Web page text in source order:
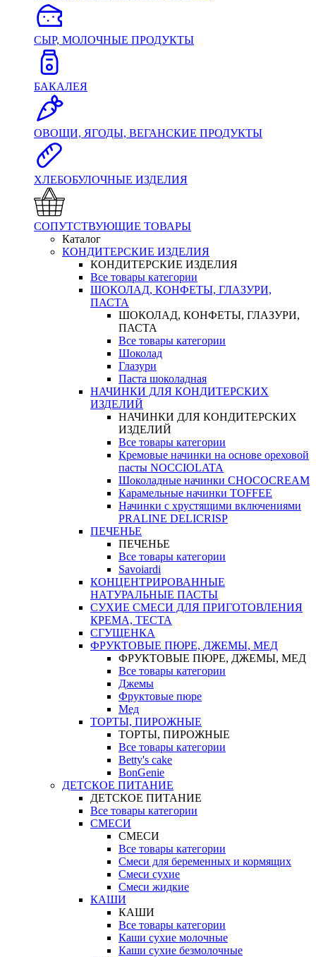
СЫР, МОЛОЧНЫЕ ПРОДУКТЫ
БАКАЛЕЯ
ОВОЩИ, ЯГОДЫ, ВЕГАНСКИЕ ПРОДУКТЫ
ХЛЕБОБУЛОЧНЫЕ ИЗДЕЛИЯ
СОПУТСТВУЮЩИЕ ТОВАРЫ
Каталог
КОНДИТЕРСКИЕ ИЗДЕЛИЯ
КОНДИТЕРСКИЕ ИЗДЕЛИЯ
Все товары категории
ШОКОЛАД, КОНФЕТЫ, ГЛАЗУРИ,
ПАСТА
ШОКОЛАД, КОНФЕТЫ, ГЛАЗУРИ,
ПАСТА
Все товары категории
Шоколад
Глазури
Паста шоколадная
НАЧИНКИ ДЛЯ КОНДИТЕРСКИХ
ИЗДЕЛИЙ
НАЧИНКИ ДЛЯ КОНДИТЕРСКИХ
ИЗДЕЛИЙ
Все товары категории
Кремовые начинки на основе ореховой
пасты NOCCIOLATA
Шоколадные начинки CHOCOCREAM
Карамельные начинки TOFFEE
Начинки с хрустящими включениями
PRALINE DELICRISP
ПЕЧЕНЬЕ
ПЕЧЕНЬЕ
Все товары категории
Savoiardi
КОНЦЕНТРИРОВАННЫЕ
НАТУРАЛЬНЫЕ ПАСТЫ
СУХИЕ СМЕСИ ДЛЯ ПРИГОТОВЛЕНИЯ
КРЕМА, ТЕСТА
СГУЩЕНКА
ФРУКТОВЫЕ ПЮРЕ, ДЖЕМЫ, МЕД
ФРУКТОВЫЕ ПЮРЕ, ДЖЕМЫ, МЕД
Все товары категории
Джемы
Фруктовые пюре
Мед
ТОРТЫ, ПИРОЖНЫЕ
ТОРТЫ, ПИРОЖНЫЕ
Все товары категории
Betty's cake
BonGenie
ДЕТСКОЕ ПИТАНИЕ
ДЕТСКОЕ ПИТАНИЕ
Все товары категории
СМЕСИ
СМЕСИ
Все товары категории
Смеси для беременных и кормящих
Смеси сухие
Смеси жидкие
КАШИ
КАШИ
Все товары категории
Каши сухие молочные
Каши сухие безмолочные